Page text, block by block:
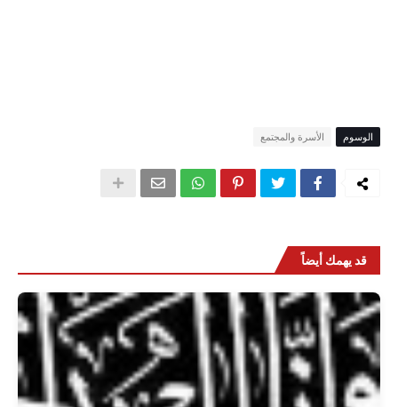
الوسوم الأسرة والمجتمع
قد يهمك أيضاً